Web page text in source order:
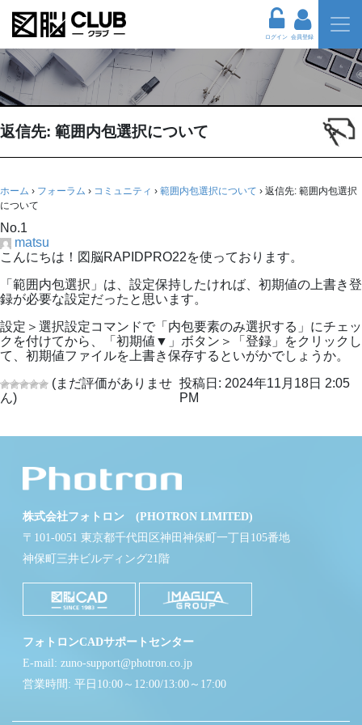
ログイン 会員登録
返信先: 範囲内包選択について
ホーム › フォーラム › コミュニティ › 範囲内包選択について › 返信先: 範囲内包選択
について
No.1
matsu
こんにちは！図脳RAPIDPRO22を使っております。
「範囲内包選択」は、設定保持したければ、初期値の上書き登
録が必要な設定だったと思います。
設定＞選択設定コマンドで「内包要素のみ選択する」にチェッ
クを付けてから、「初期値▼」ボタン＞「登録」をクリックし
て、初期値ファイルを上書き保存するといがかでしょうか。
(まだ評価がありませ
ん)
投稿日: 2024年11月18日 2:05
PM
株式会社フォトロン (PHOTRON LIMITED)
〒101-0051 東京都千代田区神田神保町一丁目105番地
神保町三井ビルディング21階
フォトロンCADサポートセンター
E-mail: zuno-support@photron.co.jp
営業時間: 平日10:00～12:00/13:00～17:00